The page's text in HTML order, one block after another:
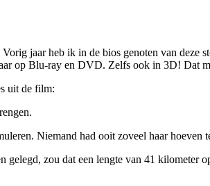
Vorig jaar heb ik in de bios genoten van deze
op Blu-ray en DVD. Zelfs ook in 3D! Dat
uit de film:
Niemand had ooit zoveel haar
zou dat een lengte van 41 kilometer